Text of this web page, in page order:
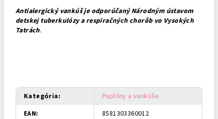
Antialergický vankúš je odporúčaný Národným ústavom
detskej tuberkulózy a respiračných chorôb vo Vysokých
Tatrách.
Kategória:
Paplóny a vankúše
EAN:
8581303360012